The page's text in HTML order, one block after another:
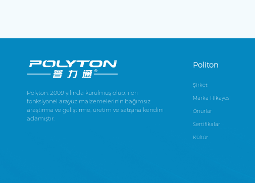
Polyton, 2009 yılında kurulmuş olup, ileri
fonksiyonel arayüz malzemelerinin bağımsız
araştırma ve geliştirme, üretim ve satışına kendini
adamıştır.
Politon
Şirket
Marka Hikayesi
Onurlar
Sertifikalar
Kültür